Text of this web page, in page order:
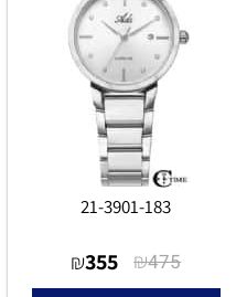
21-3901-183
₪475
₪355